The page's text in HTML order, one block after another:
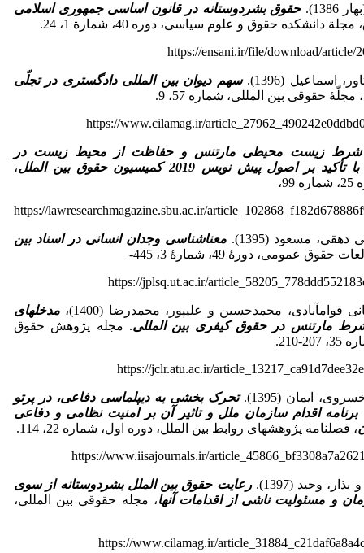
حقوق بشردوستانه در قانون اساسی جمهوری اسلامی
دانشکده حقوق و علوم سیاسی، دوره 40، شمارة 1، 24.
https://ensani.ir/file/download/article/
اسماعیل (1396).
سهم دیوان بین المللی دادگستری در تجلّی
مجلّۀ حقوقی بین المللی، شماره 57، 9.
https://www.cilamag.ir/
شرط زیست محیطی مارتنس و حفاظت از محیط زیست در
با تأکید بر اصول پیش نویس 2019 کمیسیون حقوق بین الملل
،
https://lawresearchmagazine.sbu.ac.ir/
مسعود (1395).
معناشناسی وجدان انسانی در اسناد بین
عمومی، دورۀ 49، شمارۀ 3، 445-
https://jplsq.ut.ac.ir/
قوام­آبادی، محمدحسین و علی­پور، محمدرضا (1400)،
مدخل­های
مارتنس در حقوق کیفری بین المللی. مجله پژوهش حقوق
210.
https://jclr.atu.ac.ir/
ایمان (1395).
تحرک بخشی به دیپلماسی دفاعی، در پرتو
اقدام سازمان ملل و تاثیر آن بر امنیت نظامی و دفاعی
، فصلنامه پژوهش­های روابط بین الملل، دوره اول، شماره 22، 114.
https://www.iisajournals.ir/
وحید (1397). رعایت حقوق بین الملل بشردوستانه از سوی
و مسئولیت ناشی از اقدامات آنها، مجله حقوقی بین المللی،
https://www.cilamag.ir/